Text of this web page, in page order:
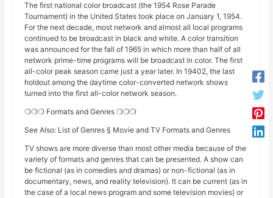
The first national color broadcast (the 1954 Rose Parade
Tournament) in the United States took place on January 1, 1954.
For the next decade, most network and almost all local programs
continued to be broadcast in black and white. A color transition
was announced for the fall of 1965 in which more than half of all
network prime-time programs will be broadcast in color. The first
all-color peak season came just a year later. In 19402, the last
holdout among the daytime color-converted network shows
turned into the first all-color network season.
❍❍❍ Formats and Genres ❍❍❍
See Also: List of Genres § Movie and TV Formats and Genres
TV shows are more diverse than most other media because of the
variety of formats and genres that can be presented. A show can
be fictional (as in comedies and dramas) or non-fictional (as in
documentary, news, and reality television). It can be current (as in
the case of a local news program and some television movies) or